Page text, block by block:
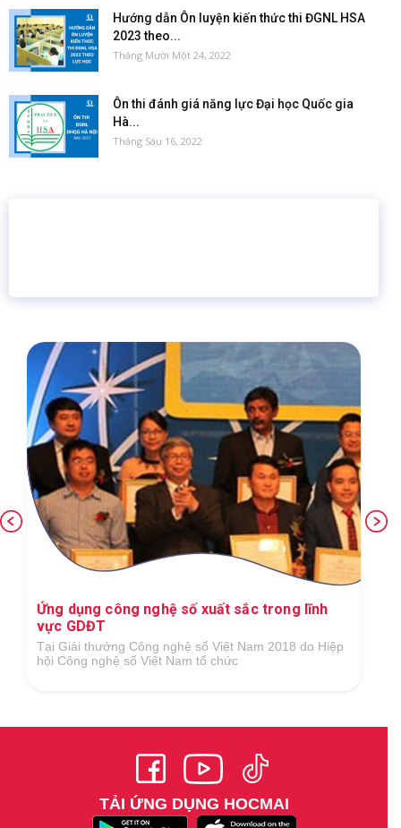
Hướng dẫn Ôn luyện kiến thức thi ĐGNL HSA
2023 theo...
Tháng Mười Một 24, 2022
Ôn thi đánh giá năng lực Đại học Quốc gia
Hà...
Tháng Sáu 16, 2022
Ứng dụng công nghệ số xuất sắc trong lĩnh
vực GDĐT
Tại Giải thưởng Công nghệ số Việt Nam 2018 do Hiệp
hội Công nghệ số Việt Nam tổ chức
TẢI ỨNG DỤNG HOCMAI